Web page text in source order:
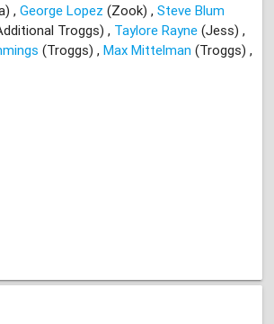
George Lopez (Zook) Steve Blum
Troggs) Taylore Rayne (Jess)
(Troggs) Max Mittelman (Troggs)